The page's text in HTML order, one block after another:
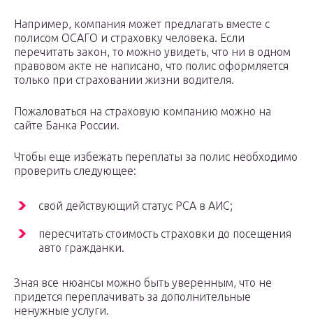
Например, компания может предлагать вместе с
полисом ОСАГО и страховку человека. Если
перечитать закон, то можно увидеть, что ни в одном
правовом акте не написано, что полис оформляется
только при страховании жизни водителя.
Пожаловаться на страховую компанию можно на
сайте Банка России.
Чтобы еще избежать переплаты за полис необходимо
проверить следующее:
свой действующий статус РСА в АИС;
пересчитать стоимость страховки до посещения
авто гражданки.
Зная все нюансы можно быть уверенным, что не
придется переплачивать за дополнительные
ненужные услуги.